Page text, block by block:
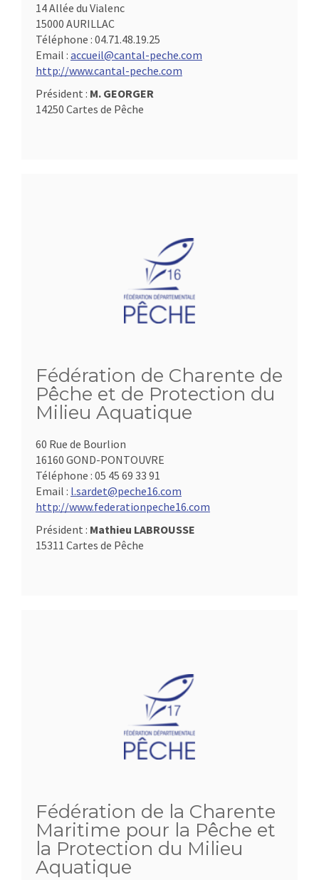
14 Allée du Vialenc
15000 AURILLAC
Téléphone : 04.71.48.19.25
Email : accueil@cantal-peche.com
http://www.cantal-peche.com
Président : M. GEORGER
14250 Cartes de Pêche
Fédération de Charente de
Pêche et de Protection du
Milieu Aquatique
60 Rue de Bourlion
16160 GOND-PONTOUVRE
Téléphone : 05 45 69 33 91
Email : l.sardet@peche16.com
http://www.federationpeche16.com
Président : Mathieu LABROUSSE
15311 Cartes de Pêche
Fédération de la Charente
Maritime pour la Pêche et
la Protection du Milieu
Aquatique